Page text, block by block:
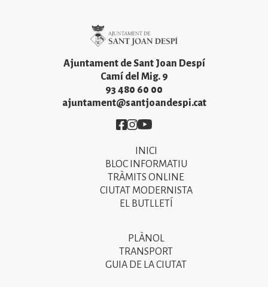
Ajuntament de Sant Joan Despí
Camí del Mig. 9
93 480 60 00
ajuntament@santjoandespi.cat
Imatge
Imatge
Imatge
INICI
BLOC INFORMATIU
TRÀMITS ONLINE
CIUTAT MODERNISTA
EL BUTLLETÍ
PLÀNOL
TRANSPORT
GUIA DE LA CIUTAT